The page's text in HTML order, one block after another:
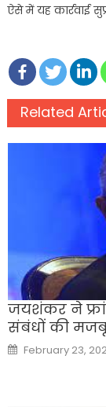
ऐसे में यह कार्रवाई
Related
जयशंकर ने
संबंधों की
Posted
on
February 23,